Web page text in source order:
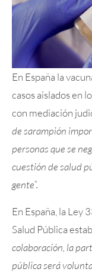
En España la
casos aislados en
con mediación
de sarampión
personas que se
cuestión de salud
gente”.
En España, la Ley
Salud Pública
colaboración, la
pública será